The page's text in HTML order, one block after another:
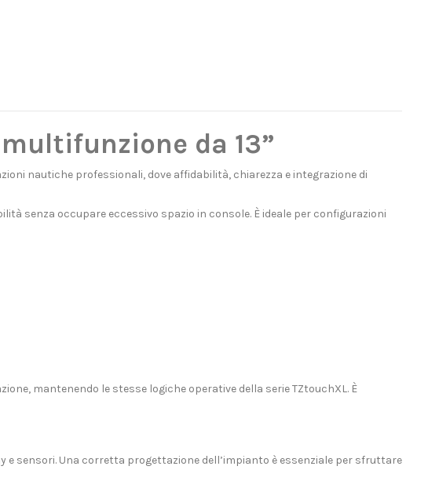
da 13”
nautiche professionali, dove affidabilità, chiarezza e integrazione di
senza occupare eccessivo spazio in console. È ideale per configurazioni
mantenendo le stesse logiche operative della serie TZtouchXL. È
sensori. Una corretta progettazione dell’impianto è essenziale per sfruttare